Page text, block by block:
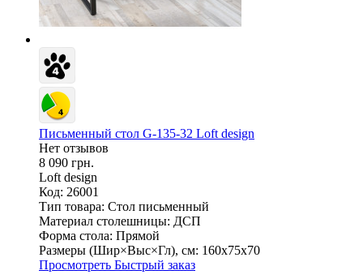
Письменный стол G-135-32 Loft design
Нет отзывов
8 090 грн.
Loft design
Код: 26001
Тип товара: Стол письменный
Материал столешницы: ДСП
Форма стола: Прямой
Размеры (Шир×Выс×Гл), см: 160х75х70
Просмотреть Быстрый заказ